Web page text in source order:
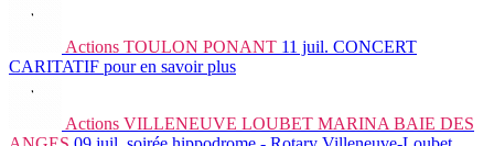
Actions TOULON PONANT 11 juil. CONCERT
CARITATIF pour en savoir plus
Actions VILLENEUVE LOUBET MARINA BAIE DES